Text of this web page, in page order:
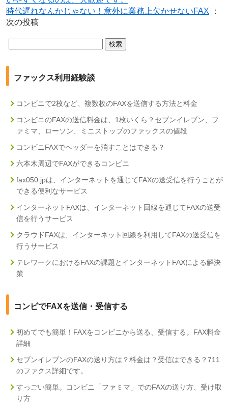
時代遅れなんかじゃない！意外に業務上欠かせないFAX ：
次の投稿
ファックス利用経験談
コンビニで2枚など、複数枚のFAXを送信する方法と料金
コンビニのFAXの送信料金は、1枚いくら？セブンイレブン、フ
ァミマ、ローソン、ミニストップのファックスの値段
コンビニFAXでヘッダーを消すことはできる？
六本木周辺でFAXができるコンビニ
fax050.jpは、インターネットを通じてFAXの送受信を行うことが
できる便利なサービス
インターネットFAXは、インターネット回線を通じてFAXの送受
信を行うサービス
クラウドFAXは、インターネット回線を利用してFAXの送受信を
行うサービス
テレワークにおけるFAXの課題とインターネットFAXによる解決
策
コンビでFAXを送信・受信する
初めてでも簡単！FAXをコンビニから送る、受信する。FAX料金
詳細
セブンイレブンのFAXの送り方は？料金は？受信はできる？711
のファクス詳細です。
すっごい簡単。コンビニ「ファミマ」でのFAXの送り方、受け取
り方